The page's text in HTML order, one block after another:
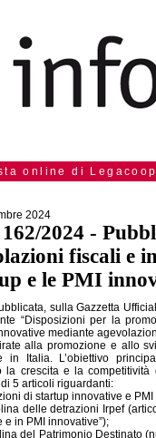
online di
2024
2024 -
fiscali e
e le PMI
sulla Gazzetta
“Disposizioni per la
mediante
alla promozione e allo
in Italia. L’obiettivo
la crescita e la
5 articoli riguardanti:
di startup innovative e
delle detrazioni Irpef
e in PMI innovative”);
del Patrimonio Destinato